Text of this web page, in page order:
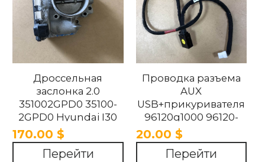
Дроссельная
заслонка 2.0
351002GPD0 35100-
2GPD0 Hyundai I30
2017-2021
170.00 $
Перейти
Проводка разъема
AUX
USB+прикуривателя
96120g1000 96120-
g1000 HYUNDAI i30
2017-2021
20.00 $
Перейти